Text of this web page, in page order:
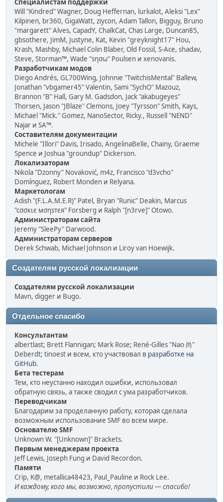
Специалистам поддержки
Will "Kindred" Wagner, Doug Heffernan, lurkalot, Aleksi "Lex"
Kilpinen, br360, GigaWatt, ziycon, Adam Tallon, Bigguy, Bruno
"margarett" Alves, CapadY, ChalkCat, Chas Large, Duncan85,
gbsothere, JimM, Justyne, Kat, Kevin "greyknight17" Hou,
Krash, Mashby, Michael Colin Blaber, Old Fossil, S-Ace, shadav,
Steve, Storman™, Wade "sησω" Poulsen и xenovanis.
Разработчикам модов
Diego Andrés, GL700Wing, Johnnie "TwitchisMental" Ballew,
Jonathan "vbgamer45" Valentin, Sami "SychO" Mazouz,
Brannon "B" Hall, Gary M. Gadsdon, Jack "akabugeyes"
Thorsen, Jason "JBlaze" Clemons, Joey "Tyrsson" Smith, Kays,
Michael "Mick." Gomez, NanoSector, Ricky., Russell "NEND"
Najar и SA™.
Составителям документации
Michele "Illori" Davis, Irisado, AngelinaBelle, Chainy, Graeme
Spence и Joshua "groundup" Dickerson.
Локализаторам
Nikola "Dzonny" Novaković, m4z, Francisco "d3vcho"
Domínguez, Robert Monden и Relyana.
Маркетологам
Adish "(F.L.A.M.E.R)" Patel, Bryan "Runic" Deakin, Marcus
"cσσкιє мσηѕтєя" Forsberg и Ralph "[n3rve]" Otowo.
Администраторам сайта
Jeremy "SleePy" Darwood.
Администраторам серверов
Derek Schwab, Michael Johnson и Liroy van Hoewijk.
Создателям русской локализации
Создателям русской локализации
Mavn, digger и Bugo.
Отдельное спасибо
Консультантам
albertlast; Brett Flannigan; Mark Rose; René-Gilles "Nao 尚"
Deberdt; tinoest и всем, кто участвовал в разработке на
GitHub.
Бета тестерам
Тем, кто неустанно находил ошибки, использовал
обратную связь, а также сводил с ума разработчиков.
Переводчикам
Благодарим за проделанную работу, которая сделала
возможным использование SMF во всем мире.
Основателю SMF
Unknown W. "[Unknown]" Brackets.
Первым менеджерам проекта
Jeff Lewis, Joseph Fung и David Recordon.
Памяти
Crip, K@, metallica48423, Paul_Pauline и Rock Lee.
И каждому, кого мы, возможно, пропустили — спасибо!